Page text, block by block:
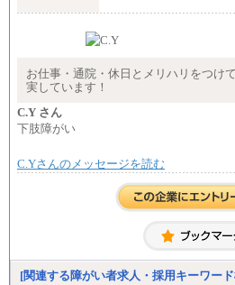
（５）月給147,800円以
時給 1,226円（実働
間額換算額）
・退職金相当手当
お仕事・通院・休日とメリハリをつけ
実しています！
C.Y さん
下肢障がい
C.Yさんのメッセージを読む
[関連する障がい者求人・採用キーワー